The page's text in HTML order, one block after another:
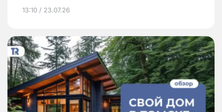
13:10 / 23.07.26